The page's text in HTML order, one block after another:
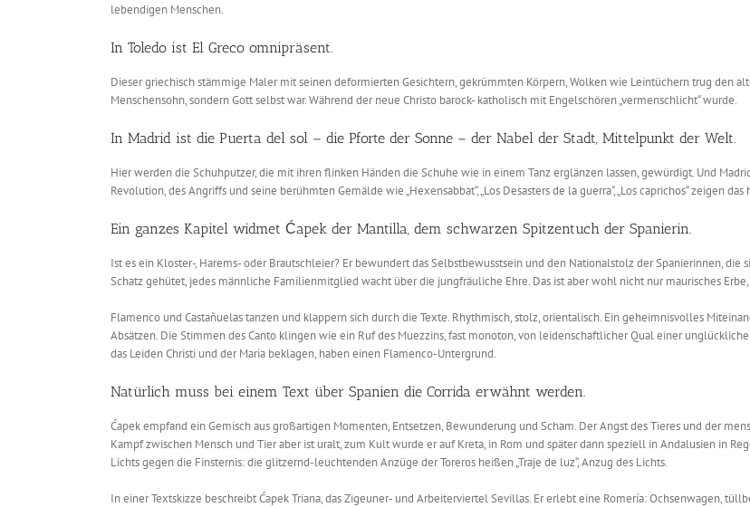
lebendigen Menschen.
In Toledo ist El Greco omnipräsent.
Dieser griechisch stämmige Maler mit seinen deformierten Gesichtern, gekrümmten Körpern, Wolken wie Leintüchern trug den
Menschensohn, sondern Gott selbst war. Während der neue Christo barock- katholisch mit Engelschören „vermenschlicht“ wurde.
In Madrid ist die Puerta del sol – die Pforte der Sonne – der Nabel der Stadt, Mittelpunkt der Welt.
Hier werden die Schuhputzer, die mit ihren flinken Händen die Schuhe wie in einem Tanz erglänzen lassen, gewürdigt. Und
Revolution, des Angriffs und seine berühmten Gemälde wie „Hexensabbat“, „Los Desasters de la guerra“, „Los caprichos“ zeigen
Ein ganzes Kapitel widmet Ćapek der Mantilla, dem schwarzen Spitzentuch der Spanierin.
Ist es ein Kloster-, Harems- oder Brautschleier? Er bewundert das Selbstbewusstsein und den Nationalstolz der Spanierinnen,
Schatz gehütet, jedes männliche Familienmitglied wacht über die jungfräuliche Ehre. Das ist aber wohl nicht nur maurisches
Flamenco und Castañuelas tanzen und klappern sich durch die Texte. Rhythmisch, stolz, orientalisch. Ein geheimnisvolles
Absätzen. Die Stimmen des Canto klingen wie ein Ruf des Muezzins, fast monoton, von leidenschaftlicher Qual einer
das Leiden Christi und der Maria beklagen, haben einen Flamenco-Untergrund.
Natürlich muss bei einem Text über Spanien die Corrida erwähnt werden.
Ćapek empfand ein Gemisch aus großartigen Momenten, Entsetzen, Bewunderung und Scham. Der Angst des Tieres und der
Kampf zwischen Mensch und Tier aber ist uralt, zum Kult wurde er auf Kreta, in Rom und später dann speziell in Andalusien in
Lichts gegen die Finsternis: die glitzernd-leuchtenden Anzüge der Toreros heißen „Traje de luz“, Anzug des Lichts.
In einer Textskizze beschreibt Ćapek Triana, das Zigeuner- und Arbeiterviertel Sevillas. Er erlebt eine Romería: Ochsenwagen,